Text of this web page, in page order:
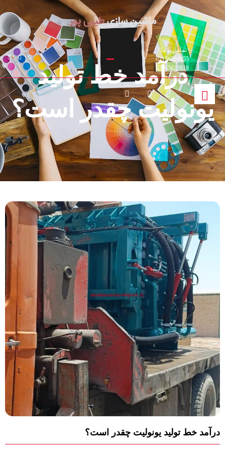
تماس با ما :
02156390955
02165623818
درآمد خط تولید
یونولیت چقدر است؟
درآمد خط تولید یونولیت چقدر است؟